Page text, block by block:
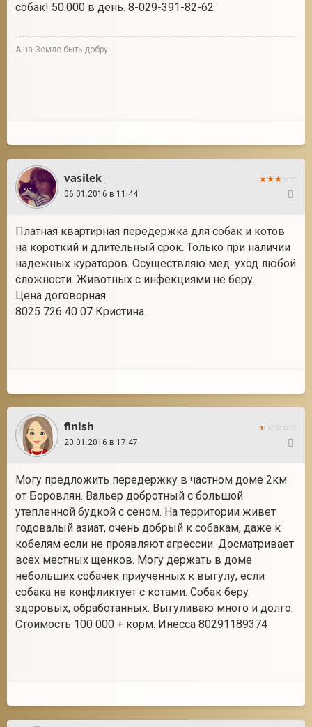
собак! 50.000 в день. 8-029-391-82-62
А на Земле быть добру.
vasilek
06.01.2016 в 11:44
Платная квартирная передержка для собак и котов
на короткий и длительный срок. Только при наличии
надежных кураторов. Осуществляю мед. уход любой
сложности. Животных с инфекциями не беру.
Цена договорная.
8025 726 40 07 Кристина.
finish
20.01.2016 в 17:47
Могу предложить передержку в частном доме 2км
от Боровлян. Вальер добротный с большой
утепленной будкой с сеном. На территории живет
годовалый азиат, очень добрый к собакам, даже к
кобелям если не проявляют агрессии. Досматривает
всех местных щенков. Могу держать в доме
небольших собачек приученных к выгулу, если
собака не конфликтует с котами. Собак беру
здоровых, обработанных. Выгуливаю много и долго.
Стоимость 100 000 + корм. Инесса 80291189374